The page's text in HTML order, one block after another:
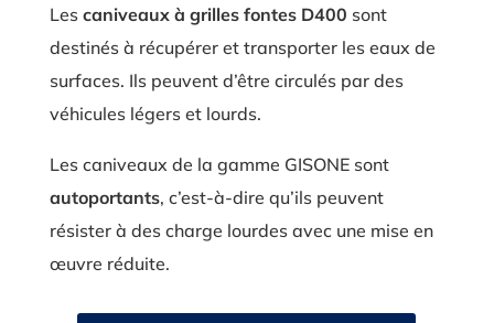
Les caniveaux à grilles fontes D400 sont
destinés à récupérer et transporter les eaux de
surfaces. Ils peuvent d’être circulés par des
véhicules légers et lourds.
Les caniveaux de la gamme GISONE sont
autoportants, c’est-à-dire qu’ils peuvent
résister à des charge lourdes avec une mise en
œuvre réduite.